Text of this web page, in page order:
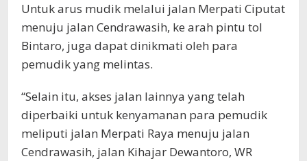
Untuk arus mudik melalui jalan Merpati Ciputat
menuju jalan Cendrawasih, ke arah pintu tol
Bintaro, juga dapat dinikmati oleh para
pemudik yang melintas.
“Selain itu, akses jalan lainnya yang telah
diperbaiki untuk kenyamanan para pemudik
meliputi jalan Merpati Raya menuju jalan
Cendrawasih, jalan Kihajar Dewantoro, WR